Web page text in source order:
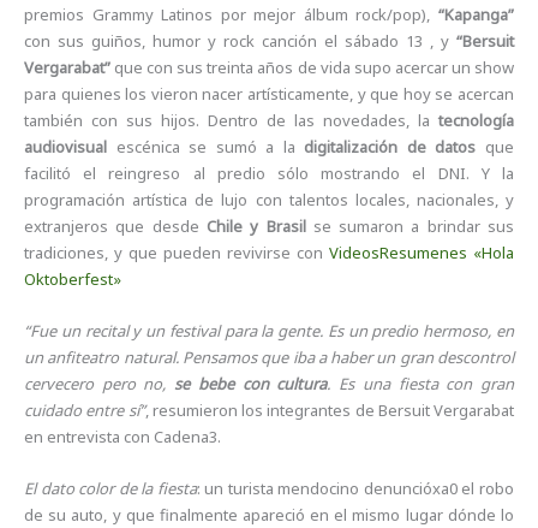
premios Grammy Latinos por mejor álbum rock/pop), “Kapanga”
con sus guiños, humor y rock canción el sábado 13 , y “Bersuit
Vergarabat” que con sus treinta años de vida supo acercar un show
para quienes los vieron nacer artísticamente, y que hoy se acercan
también con sus hijos. Dentro de las novedades, la tecnología
audiovisual escénica se sumó a la digitalización de datos que
facilitó el reingreso al predio sólo mostrando el DNI. Y la
programación artística de lujo con talentos locales, nacionales, y
extranjeros que desde Chile y Brasilse sumaron a brindar sus
tradiciones, y que pueden revivirse con VideosResumenes «Hola
Oktoberfest»
“Fue un recital y un festival para la gente. Es un predio hermoso, en
un anfiteatro natural. Pensamos que iba a haber un gran descontrol
cervecero pero no, se bebe con cultura. Es una fiesta con gran
cuidado entre sí”, resumieron los integrantes de Bersuit Vergarabat
en entrevista con Cadena3.
El dato color de la fiesta: un turista mendocino denuncióxa0 el robo
de su auto, y que finalmente apareció en el mismo lugar dónde lo